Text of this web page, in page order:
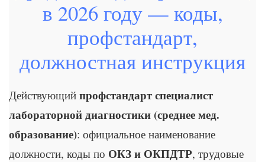
в 2026 году — коды,
профстандарт,
должностная инструкция
Действующий профстандарт специалист
лабораторной диагностики (среднее мед.
образование): официальное наименование
должности, коды по ОКЗ и ОКПДТР, трудовые